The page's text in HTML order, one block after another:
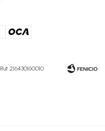
216430160010